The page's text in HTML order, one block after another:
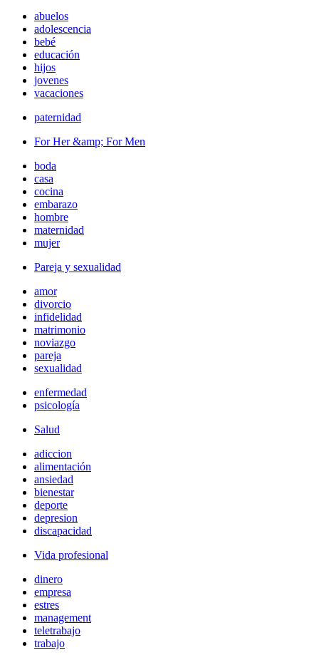
abuelos
adolescencia
bebé
educación
hijos
jovenes
vacaciones
paternidad
For Her &amp; For Men
boda
casa
cocina
embarazo
hombre
maternidad
mujer
Pareja y sexualidad
amor
divorcio
infidelidad
matrimonio
noviazgo
pareja
sexualidad
enfermedad
psicología
Salud
adiccion
alimentación
ansiedad
bienestar
deporte
depresion
discapacidad
Vida profesional
dinero
empresa
estres
management
teletrabajo
trabajo